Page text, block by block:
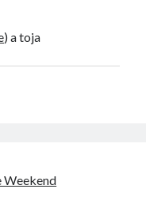
) a toja
Weekend